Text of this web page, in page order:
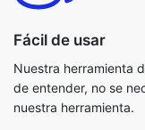
Fácil de usar
Nuestra herramienta
de entender, no se
nuestra herramienta.